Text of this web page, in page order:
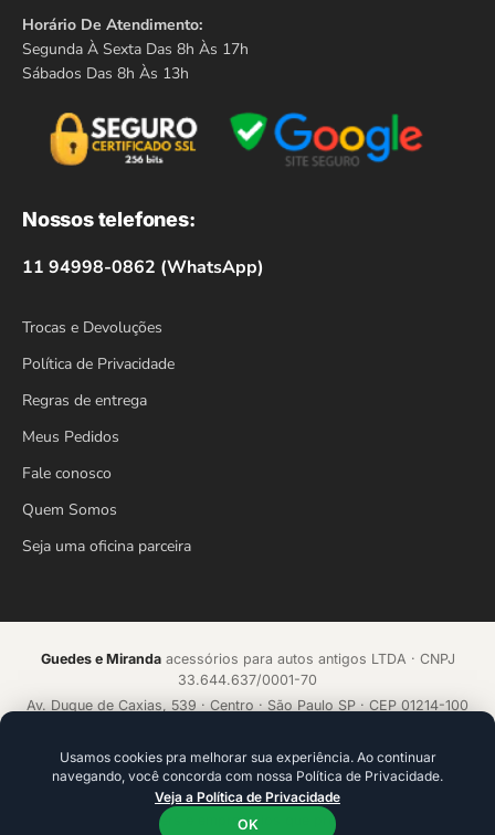
Horário De Atendimento:
Segunda À Sexta Das 8h Às 17h
Sábados Das 8h Às 13h
Nossos telefones:
11 94998-0862 (WhatsApp)
Trocas e Devoluções
Política de Privacidade
Regras de entrega
Meus Pedidos
Fale conosco
Quem Somos
Seja uma oficina parceira
Guedes e Mirandaacessórios para autos antigos LTDA · CNPJ
33.644.637/0001-70
Av. Duque de Caxias, 539 · Centro · São Paulo SP · CEP 01214-100
Acelerado porecommerce.CAMP
Plataforma de alta conversão com IA que aprende a cada venda.
Ideal para founders e empresários que precisam ir além da
Usamos cookies pra melhorar sua experiência. Ao continuar
navegando, você concorda com nossa Política de Privacidade.
Veja a Política de Privacidade
OK